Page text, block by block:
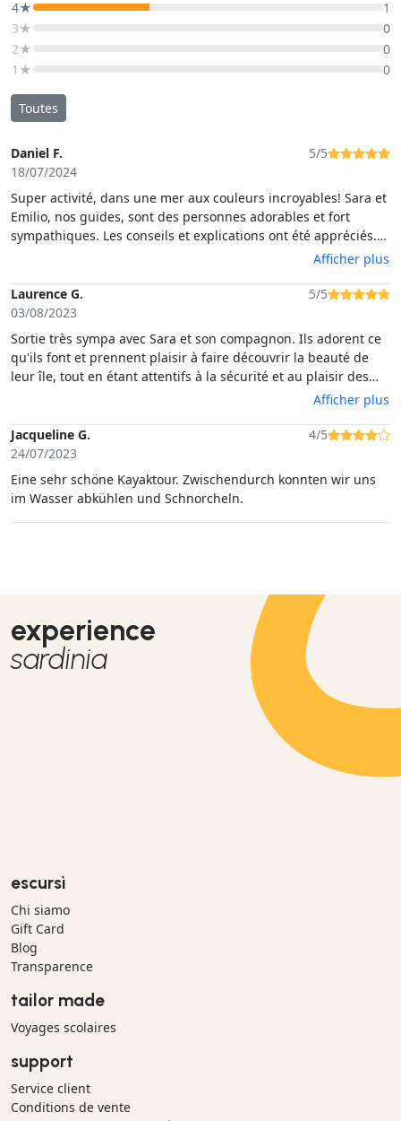
4★
1
3★
0
2★
0
1★
0
Toutes
Daniel F.
18/07/2024
5/5
Super activité, dans une mer aux couleurs incroyables! Sara et
Emilio, nos guides, sont des personnes adorables et fort
sympathiques. Les conseils et explications ont été appréciés.
Afficher plus
Laurence G.
03/08/2023
5/5
Sortie très sympa avec Sara et son compagnon. Ils adorent ce
qu'ils font et prennent plaisir à faire découvrir la beauté de
leur île, tout en étant attentifs à la sécurité et au plaisir des
Afficher plus
Jacqueline G.
24/07/2023
4/5
Eine sehr schöne Kayaktour. Zwischendurch konnten wir uns
im Wasser abkühlen und Schnorcheln.
experience
sardinia
escursì
Chi siamo
Gift Card
Blog
Transparence
tailor made
Voyages scolaires
support
Service client
Conditions de vente